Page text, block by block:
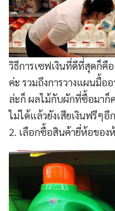
วิธีการเซฟเงินที่ดีที่สุดก็คื
ค่ะ รวมถึงการวางแผนมื้อ
ล่ะก็ ผลไม้กับผักที่ซื้อมาก็
ไม่ได้แล้วยังเสียเงินฟรีๆอี
2. เลือกซื้อสินค้ายี่ห้อของ